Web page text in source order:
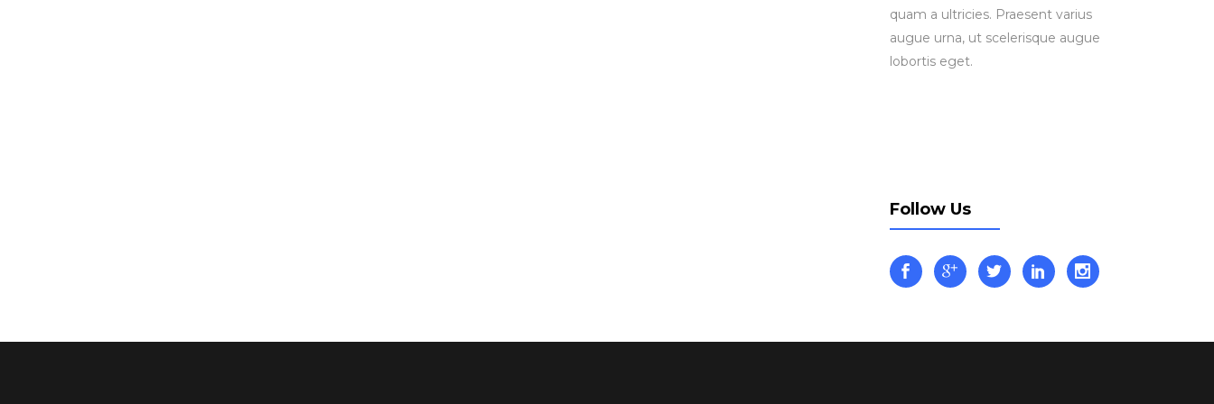
quam a ultricies. Praesent varius
augue urna, ut scelerisque augue
lobortis eget.
Follow Us